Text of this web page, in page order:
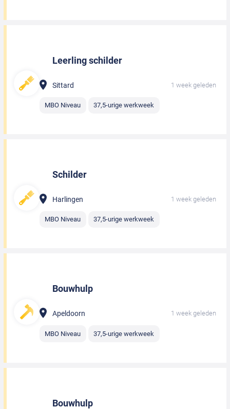
Leerling schilder
Sittard 1 week geleden
MBO Niveau 37,5-urige werkweek
Schilder
Harlingen 1 week geleden
MBO Niveau 37,5-urige werkweek
Bouwhulp
Apeldoorn 1 week geleden
MBO Niveau 37,5-urige werkweek
Bouwhulp